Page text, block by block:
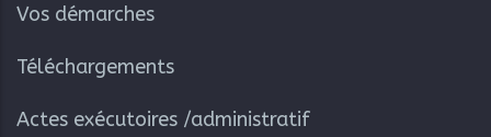
Vos démarches
Téléchargements
Actes exécutoires /administratif